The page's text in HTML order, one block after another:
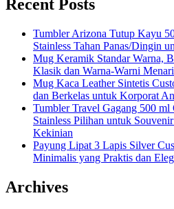
Recent Posts
Tumbler Arizona Tutup Kayu
Stainless Tahan Panas/Dingin
Mug Keramik Standar Warna,
Klasik dan Warna-Warni
Mug Kaca Leather Sintetis
dan Berkelas untuk Korporat
Tumbler Travel Gagang 500
Stainless Pilihan untuk
Kekinian
Payung Lipat 3 Lapis Silver
Minimalis yang Praktis dan
Archives